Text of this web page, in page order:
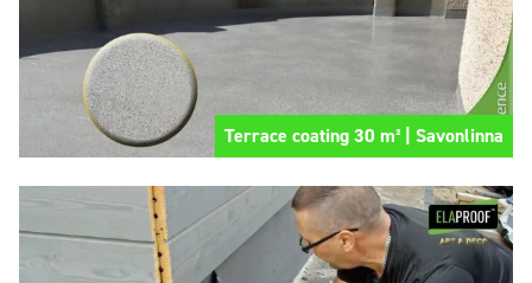
Terrace coating 30 m² | Savonlinna